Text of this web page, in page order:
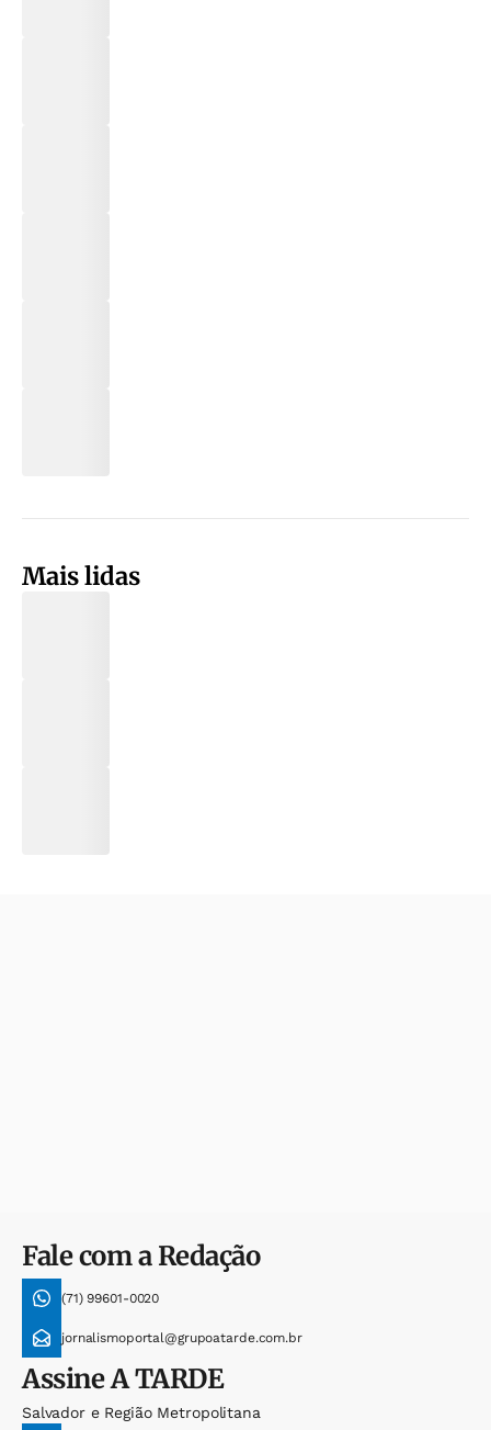
Mais lidas
Fale com a Redação
(71) 99601-0020
jornalismoportal@grupoatarde.com.br
AssineA TARDE
Salvador e Região Metropolitana